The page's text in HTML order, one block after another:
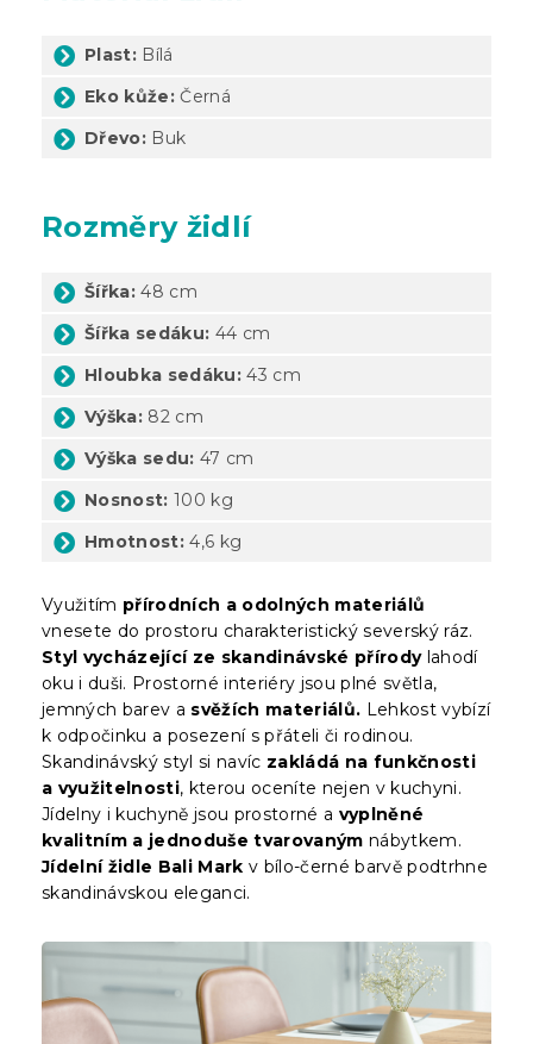
Plast: Bílá
Eko kůže: Černá
Dřevo: Buk
Rozměry židlí
Šířka: 48 cm
Šířka sedáku: 44 cm
Hloubka sedáku: 43 cm
Výška: 82 cm
Výška sedu: 47 cm
Nosnost: 100 kg
Hmotnost: 4,6 kg
Využitím přírodních a odolných materiálů
vnesete do prostoru charakteristický severský ráz.
Styl vycházející ze skandinávské přírody lahodí
oku i duši. Prostorné interiéry jsou plné světla,
jemných barev a svěžích materiálů. Lehkost vybízí
k odpočinku a posezení s přáteli či rodinou.
Skandinávský styl si navíc zakládá na funkčnosti
a využitelnosti, kterou oceníte nejen v kuchyni.
Jídelny i kuchyně jsou prostorné a vyplněné
kvalitním a jednoduše tvarovaným nábytkem.
Jídelní židle Bali Mark v bílo-černé barvě podtrhne
skandinávskou eleganci.